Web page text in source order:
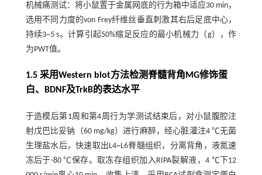
机械痛测试：将小鼠置于金属网底的行为箱中适应30 min，
选用不同力度的von Frey纤维丝垂直刺激其右后足底中心，
持续3~5 s。计算引起50%缩足反应的最小机械力（g），作
为PWT值。
1.5 采用Western blot方法检测脊髓背角MG修饰蛋
白、BDNF及TrkB的表达水平
于造模后第1周和第4周行为学测试结束后，对小鼠腹腔注
射戊巴比妥钠（60 mg/kg）进行麻醉，经心脏灌注4 ℃无菌
生理盐水后，快速取出L4~L6脊髓组织，分离背角，液氮速
冻后于-80 ℃保存。取冻存组织加入RIPA裂解液，4 ℃下12